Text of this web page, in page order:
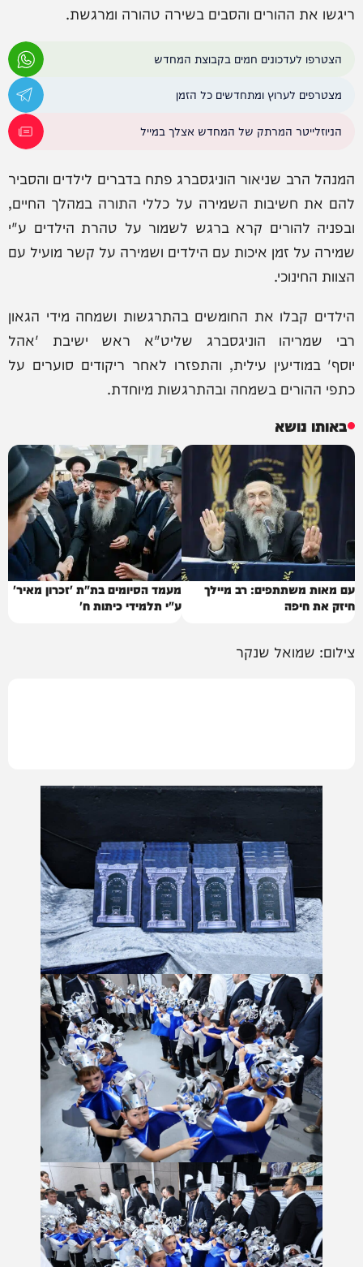
ריגשו את ההורים והסבים בשירה טהורה ומרגשת.
הצטרפו לעדכונים חמים בקבוצת המחדש
מצטרפים לערוץ ומתחדשים כל הזמן
הניוזלייטר המרתק של המחדש אצלך במייל
המנהל הרב שניאור הוניגסברג פתח בדברים לילדים והסביר
להם את חשיבות השמירה על כללי התורה במהלך החיים,
ובפניה להורים קרא ברגש לשמור על טהרת הילדים ע"י
שמירה על זמן איכות עם הילדים ושמירה על קשר מועיל עם
הצוות החינוכי.
הילדים קבלו את החומשים בהתרגשות ושמחה מידי הגאון
רבי שמריהו הוניגסברג שליט"א ראש ישיבת 'אהל
יוסף' במודיעין עילית, והתפזרו לאחר ריקודים סוערים על
כתפי ההורים בשמחה ובהתרגשות מיוחדת.
באותו נושא
עם מאות משתתפים: רב מיילך
חיזק את חיפה
מעמד הסיומים בת"ת 'זכרון מאיר'
ע"י תלמידי כיתות ח'
צילום: שמואל שנקר